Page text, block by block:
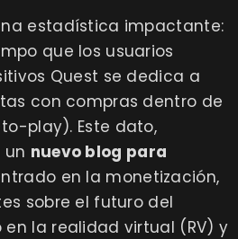
estadística impactante:
que los usuarios
Quest se dedica a
con compras dentro de
play). Este dato,
nuevo blog para
en la monetización,
sobre el futuro del
la realidad virtual (RV) y